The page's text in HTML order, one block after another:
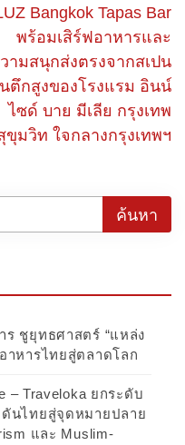
Bangkok Tapas Bar
พร้อมเสิร์ฟอาหารและ
ามสนุกส่งตรงจากสเปน
ตึกสูงของโรงแรม อินน์
ไซด์ บาย มีเลีย กรุงเทพ
ขุมวิท ใจกลางกรุงเทพฯ
ร ชูยุทธศาสตร์ “แหล่ง
าหารไทยสู่ตลาดโลก
– Traveloka ยกระดับ
ดันไทยสู่จุดหมายปลาย
และ Muslim-